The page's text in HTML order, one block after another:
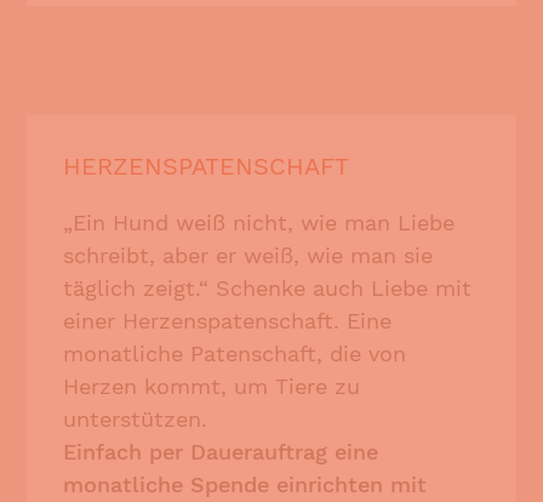
HERZENSPATENSCHAFT
„Ein Hund weiß nicht, wie man Liebe
schreibt, aber er weiß, wie man sie
täglich zeigt.“ Schenke auch Liebe mit
einer Herzenspatenschaft. Eine
monatliche Patenschaft, die von
Herzen kommt, um Tiere zu
unterstützen.
Einfach per Dauerauftrag eine
monatliche Spende einrichten mit